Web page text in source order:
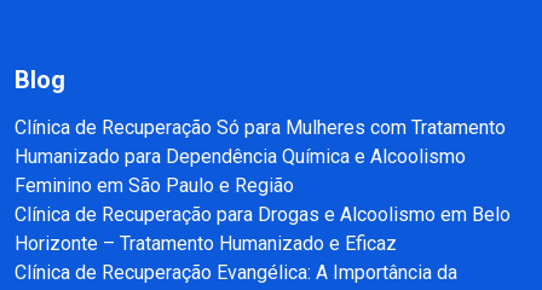
Blog
Clínica de Recuperação Só para Mulheres com Tratamento
Humanizado para Dependência Química e Alcoolismo
Feminino em São Paulo e Região
Clínica de Recuperação para Drogas e Alcoolismo em Belo
Horizonte – Tratamento Humanizado e Eficaz
Clínica de Recuperação Evangélica: A Importância da